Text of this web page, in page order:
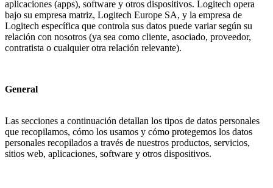
aplicaciones (apps), software y otros dispositivos. Logitech opera
bajo su empresa matriz, Logitech Europe SA, y la empresa de
Logitech específica que controla sus datos puede variar según su
relación con nosotros (ya sea como cliente, asociado, proveedor,
contratista o cualquier otra relación relevante).
General
Las secciones a continuación detallan los tipos de datos personales
que recopilamos, cómo los usamos y cómo protegemos los datos
personales recopilados a través de nuestros productos, servicios,
sitios web, aplicaciones, software y otros dispositivos.